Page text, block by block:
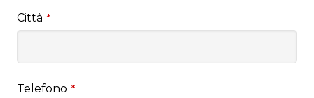
Città *
Telefono *